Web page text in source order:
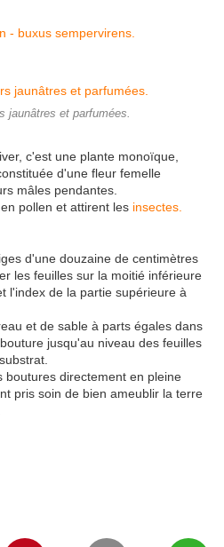
jaunâtres et parfumées.
c'est une plante monoïque,
d'une fleur femelle
mâles pendantes.
pollen et attirent les insectes.
d'une douzaine de centimètres
les feuilles sur la moitié inférieure
l'index de la partie supérieure à
et de sable à parts égales dans
jusqu'au niveau des feuilles
boutures directement en pleine
pris soin de bien ameublir la terre